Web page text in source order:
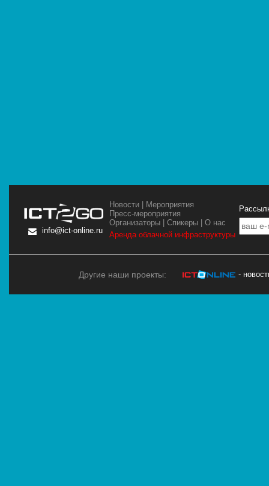
info@ict-online.ru
Новости | Мероприятия
Пресс-мероприятия
Организаторы |Спикеры |О нас
Аренда облачной инфраструктуры
Другие наши проекты: -